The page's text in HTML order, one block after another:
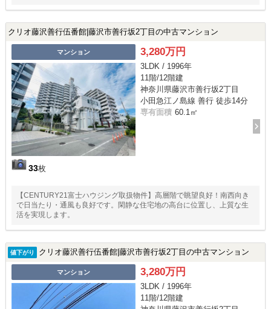
クリオ藤沢善行伍番館|藤沢市善行坂2丁目の中古マンション
マンション
33枚
3,280万円
3LDK / 1996年
11階/12階建
神奈川県藤沢市善行坂2丁目
小田急江ノ島線 善行 徒歩14分
専有面積 60.1㎡
【CENTURY21富士ハウジング取扱物件】高層階で眺望良好！南西向き
で日当たり・通風も良好です。閑静な住宅地の高台に位置し、上質な生
活を実現します。
値下がり クリオ藤沢善行伍番館|藤沢市善行坂2丁目の中古マンション
マンション 3,280万円
3LDK / 1996年
11階/12階建